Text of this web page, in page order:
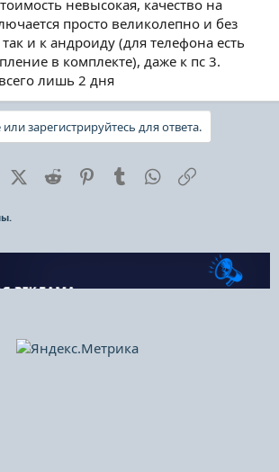
невысокая, качество на
просто великолепно и без
и к андроиду (для телефона есть
в комплекте), даже к пс 3.
лишь 2 дня
зарегистрируйтесь для ответа.
FacebookX (Twitter)
Reddit PinterestTumblr WhatsApp